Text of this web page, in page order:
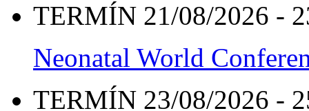
TERMÍN 21/08/2026 -
Neonatal World
TERMÍN 23/08/2026 -